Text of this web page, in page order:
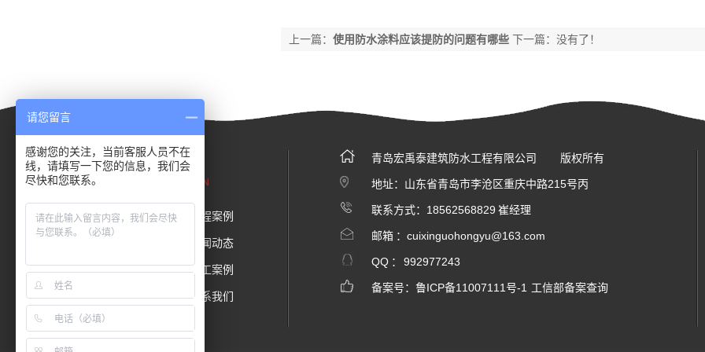
上一篇： 使用防水涂料应该提防的问题有哪些 下一篇：没有了！
网站导航
WEBSITE NAVIGATION
关于我们 工程案例
新闻动态
常见问题 施工案例
荣誉资质 联系我们
青岛宏禹泰建筑防水工程有限公司 版权所有
地址：山东省青岛市李沧区重庆中路215号丙
联系方式：18562568829 崔经理
邮箱 ：cuixinguohongyu@163.com
QQ ： 992977243
备案号： 鲁ICP备11007111号-1 工信部备案查询
请您留言
感谢您的关注，当前客服人员不在
线，请填写一下您的信息，我们会
尽快和您联系。